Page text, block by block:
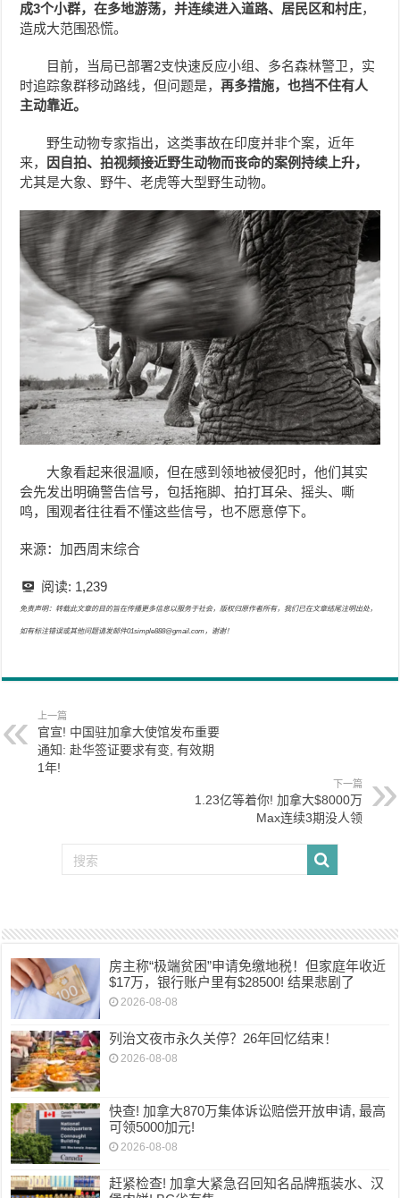
成3个小群，在多地游荡，并连续进入道路、居民区和村庄，
造成大范围恐慌。
目前，当局已部署2支快速反应小组、多名森林警卫，实
时追踪象群移动路线，但问题是，再多措施，也挡不住有人
主动靠近。
野生动物专家指出，这类事故在印度并非个案，近年
来，
因自拍、拍视频接近野生动物而丧命的案例持续上升，
尤其是大象、野牛、老虎等大型野生动物。
大象看起来很温顺，但在感到领地被侵犯时，他们其实
会先发出明确警告信号，包括拖脚、拍打耳朵、摇头、嘶
鸣，围观者往往看不懂这些信号，也不愿意停下。
来源：加西周末综合
阅读: 1,239
免责声明：转载此文章的目的旨在传播更多信息以服务于社会，版权归原作者所有，我们已在文章结尾注明出处，
如有标注错误或其他问题请发邮件01simple888@gmail.com，谢谢！
上一篇
官宣! 中国驻加拿大使馆发布重要
通知: 赴华签证要求有变, 有效期
1年!
下一篇
1.23亿等着你! 加拿大$8000万
Max连续3期没人领
房主称“极端贫困”申请免缴地税！但家庭年收近
$17万，银行账户里有$28500! 结果悲剧了
2026-08-08
列治文夜市永久关停？26年回忆结束！
2026-08-08
快查! 加拿大870万集体诉讼赔偿开放申请, 最高
可领5000加元!
2026-08-08
赶紧检查! 加拿大紧急召回知名品牌瓶装水、汉